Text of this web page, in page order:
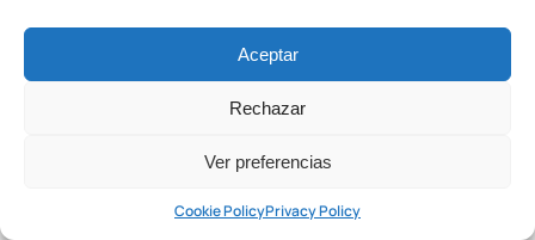
Aceptar
Rechazar
Ver preferencias
Cookie PolicyPrivacy Policy
y
€104.94
Excursión en grupo reducido a
Pompeya y el Vesubio desde